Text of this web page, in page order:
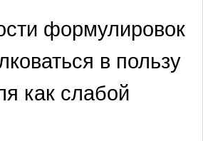
формулировок
в пользу
как слабой